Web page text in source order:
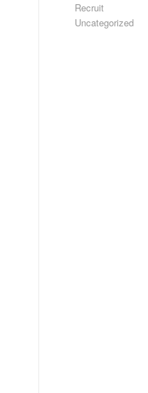
Recruit
Uncategorized